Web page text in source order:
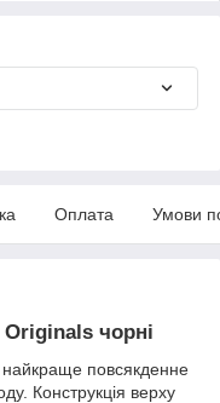
Оплата Умови
Originals чорні
найкраще повсякденне
Конструкція верху